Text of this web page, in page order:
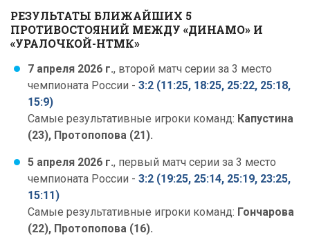
РЕЗУЛЬТАТЫ БЛИЖАЙШИХ 5
ПРОТИВОСТОЯНИЙ МЕЖДУ «ДИНАМО» И
«УРАЛОЧКОЙ-НТМК»
7 апреля 2026 г., второй матч серии за 3 место
чемпионата России - 3:2 (11:25, 18:25, 25:22, 25:18,
15:9)
Самые результативные игроки команд: Капустина
(23), Протопопова (21).
5 апреля 2026 г., первый матч серии за 3 место
чемпионата России - 3:2 (19:25, 25:14, 25:19, 23:25,
15:11)
Самые результативные игроки команд: Гончарова
(22), Протопопова (16).